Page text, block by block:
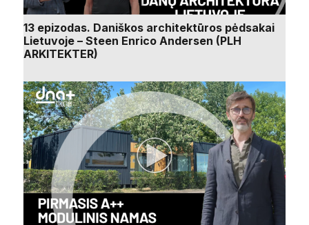
13 epizodas. Daniškos architektūros pėdsakai
Lietuvoje – Steen Enrico Andersen (PLH
ARKITEKTER)